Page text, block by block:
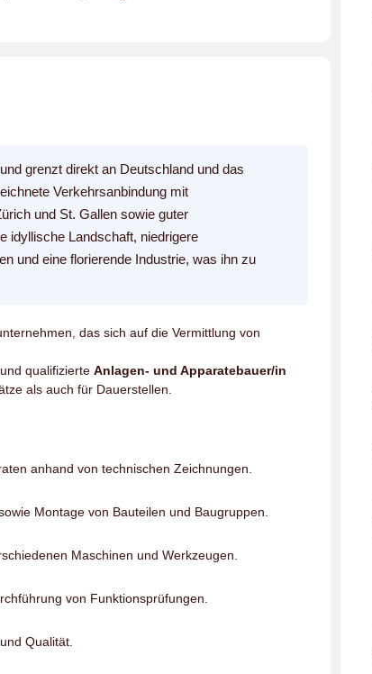
grenzt direkt an Deutschland und das
Verkehrsanbindung mit
und St. Gallen sowie guter
idyllische Landschaft, niedrigere
und eine florierende Industrie, was ihn zu
das sich auf die Vermittlung von
qualifizierte Anlagen- und Apparatebauer/in
als auch für Dauerstellen.
anhand von technischen Zeichnungen.
Montage von Bauteilen und Baugruppen.
Maschinen und Werkzeugen.
von Funktionsprüfungen.
Qualität.